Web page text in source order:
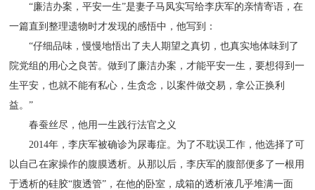
“廉洁办案，平安一生”是妻子马凤实写给李庆军的亲情寄语，在
一篇直到整理遗物时才发现的感悟中，他写到：
“仔细品味，慢慢地悟出了夫人期望之真切，也真实地体味到了
院党组的用心之良苦。做到了廉洁办案，才能平安一生，要想得到一
生平安，也就不能有私心，生贪念，以案件做交易，拿公正换利
益。”
春蚕丝尽，他用一生践行法官之义
2014年，李庆军被确诊为尿毒症。为了不耽误工作，他选择了可
以自己在家操作的腹膜透析。从那以后，李庆军的腹部便多了一根用
于透析的硅胶“腹透管”，在他的卧室，成箱的透析液几乎堆满一面